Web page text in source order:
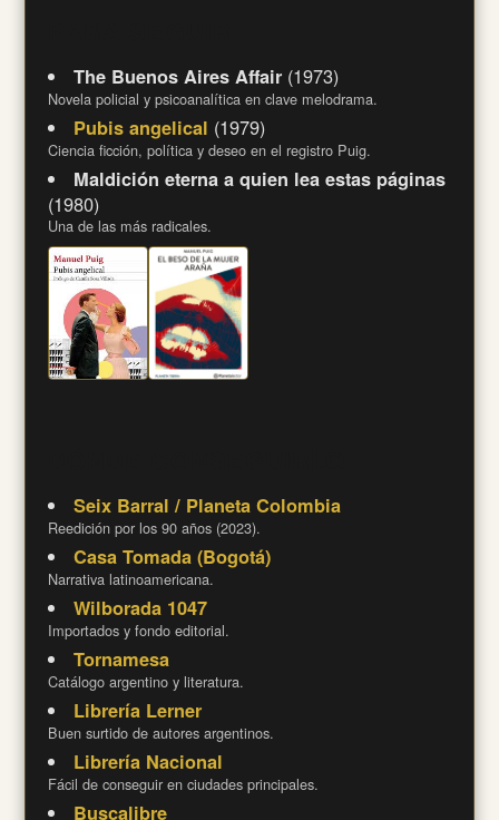
The Buenos Aires Affair (1973)
Novela policial y psicoanalítica en clave melodrama.
Pubis angelical (1979)
Ciencia ficción, política y deseo en el registro Puig.
Maldición eterna a quien lea estas páginas
(1980)
Una de las más radicales.
Seix Barral / Planeta Colombia
Reedición por los 90 años (2023).
Casa Tomada (Bogotá)
Narrativa latinoamericana.
Wilborada 1047
Importados y fondo editorial.
Tornamesa
Catálogo argentino y literatura.
Librería Lerner
Buen surtido de autores argentinos.
Librería Nacional
Fácil de conseguir en ciudades principales.
Buscalibre